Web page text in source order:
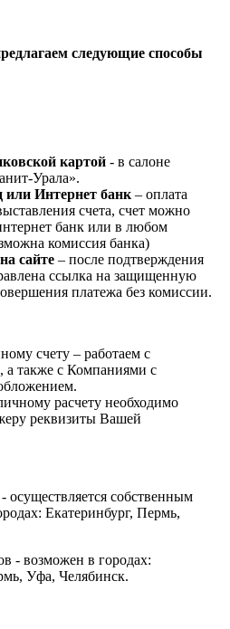
следующие способы
картой - в салоне
Урала».
или Интернет банк – оплата
счета, счет можно
банк или в любом
комиссия банка)
сайте – после подтверждения
ссылка на защищенную
платежа без комиссии.
счету – работаем с
также с Компаниями с
расчету необходимо
реквизиты Вашей
осуществляется собственным
Екатеринбург, Пермь,
- возможен в городах:
Уфа, Челябинск.